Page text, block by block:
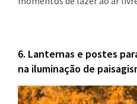
6. Lanternas e postes
na iluminação de